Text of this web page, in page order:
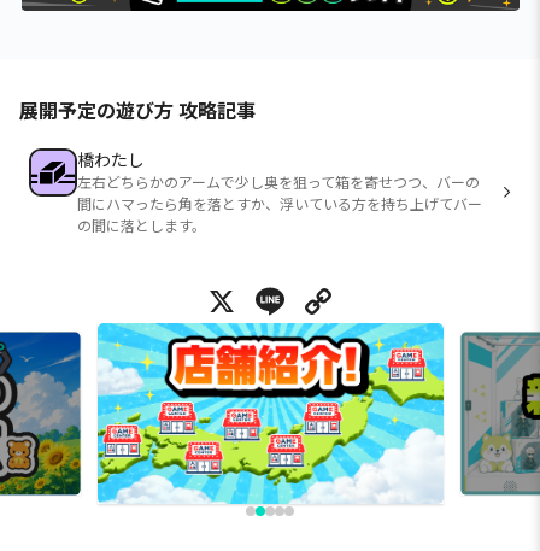
展開予定の遊び方 攻略記事
橋わたし
左右どちらかのアームで少し奥を狙って箱を寄せつつ、バーの
間にハマったら角を落とすか、浮いている方を持ち上げてバー
の間に落とします。
X Line